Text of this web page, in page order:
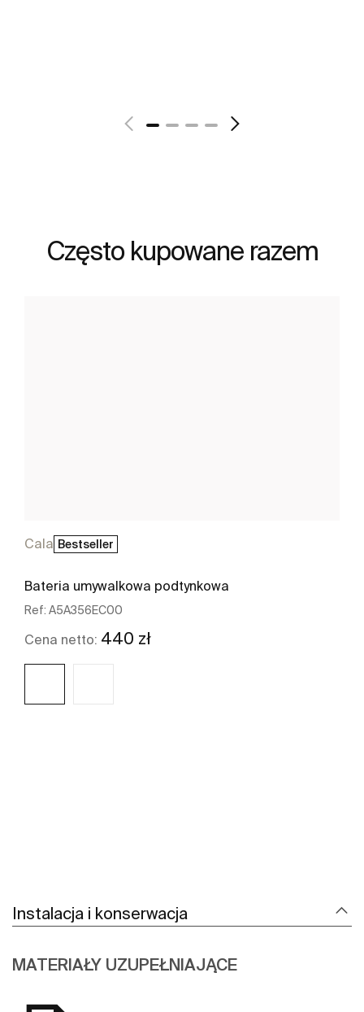
Często kupowane razem
Cala Bestseller
Bateria umywalkowa podtynkowa
Ref: A5A356EC00
Cena netto: 440 zł
Instalacja i konserwacja
MATERIAŁY UZUPEŁNIAJĄCE